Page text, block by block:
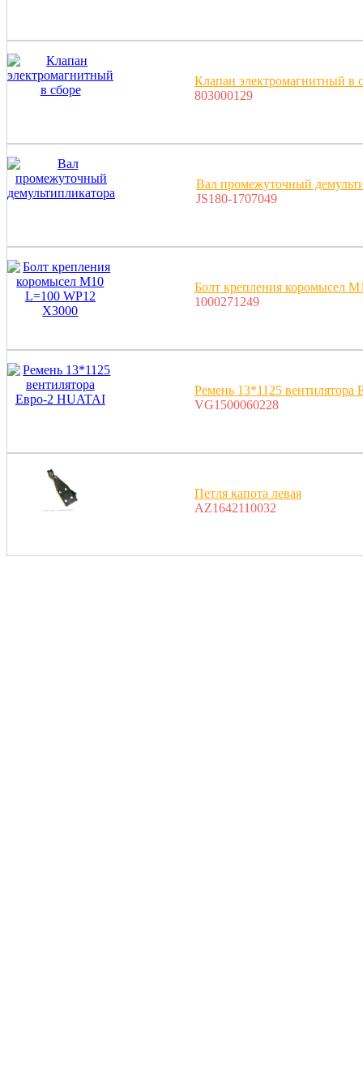
Клапан электромагнитный в
803000129
Вал промежуточный
JS180-1707049
Болт крепления коромысел
1000271249
Ремень 13*1125
VG1500060228
Петля капота левая
AZ1642110032